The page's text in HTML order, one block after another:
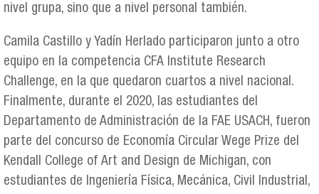
nivel grupa, sino que a nivel personal también.
Camila Castillo y Yadín Herlado participaron junto a otro
equipo en la competencia CFA Institute Research
Challenge, en la que quedaron cuartos a nivel nacional.
Finalmente, durante el 2020, las estudiantes del
Departamento de Administración de la FAE USACH, fueron
parte del concurso de Economía Circular Wege Prize del
Kendall College of Art and Design de Michigan, con
estudiantes de Ingeniería Física, Mecánica, Civil Industrial,